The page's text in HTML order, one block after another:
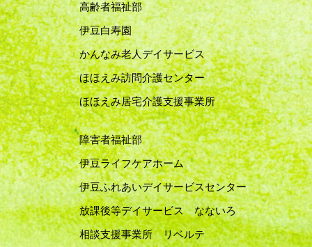
高齢者福祉部
伊豆白寿園
かんなみ老人デイサービス
ほほえみ訪問介護センター
ほほえみ居宅介護支援事業所
障害者福祉部
伊豆ライフケアホーム
伊豆ふれあいデイサービスセンター
放課後等デイサービス なないろ
相談支援事業所 リベルテ